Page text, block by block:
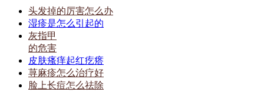
头发掉的厉害怎么办
湿疹是怎么引起的
灰指甲
的危害
皮肤瘙痒起红疙瘩
荨麻疹怎么治疗好
脸上长痘怎么祛除